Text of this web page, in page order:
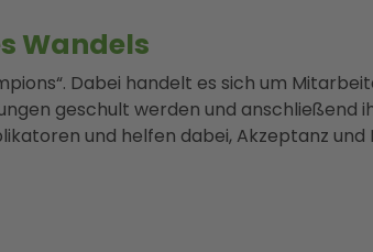
Wandels
Dabei handelt es sich um
geschult werden und anschließend
und helfen dabei, Akzeptanz